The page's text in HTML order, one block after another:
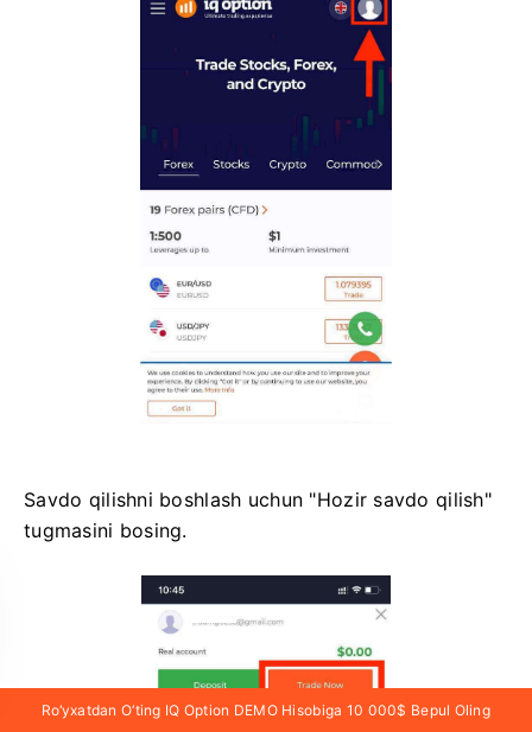
Savdo qilishni boshlash uchun "Hozir savdo qilish"
tugmasini bosing.
Ro‘yxatdan O‘ting IQ Option DEMO Hisobiga 10 000$ Bepul Oling